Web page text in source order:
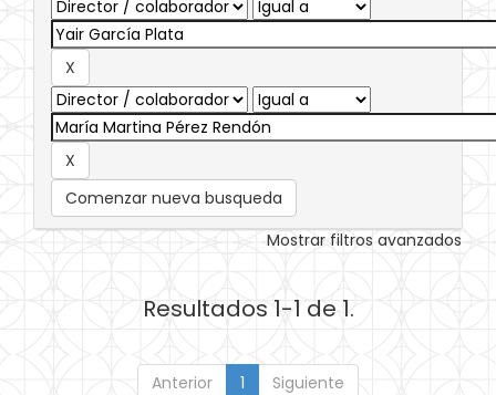
Comenzar nueva busqueda
Mostrar filtros avanzados
Resultados 1-1 de 1.
Anterior 1 Siguiente